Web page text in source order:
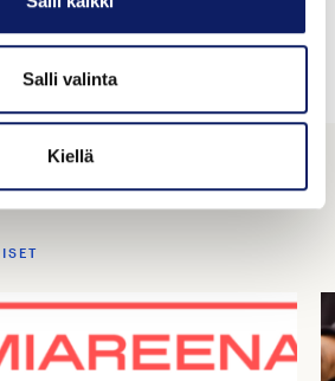
Salli valinta
Kiellä
7982